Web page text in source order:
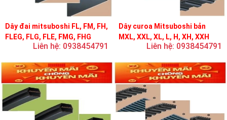
Dây đai mitsuboshi FL, FM, FH,
FLEG, FLG, FLE, FMG, FHG
Liên hệ: 0938454791
Dây curoa Mitsuboshi bản
MXL, XXL, XL, L, H, XH, XXH
Liên hệ: 0938454791